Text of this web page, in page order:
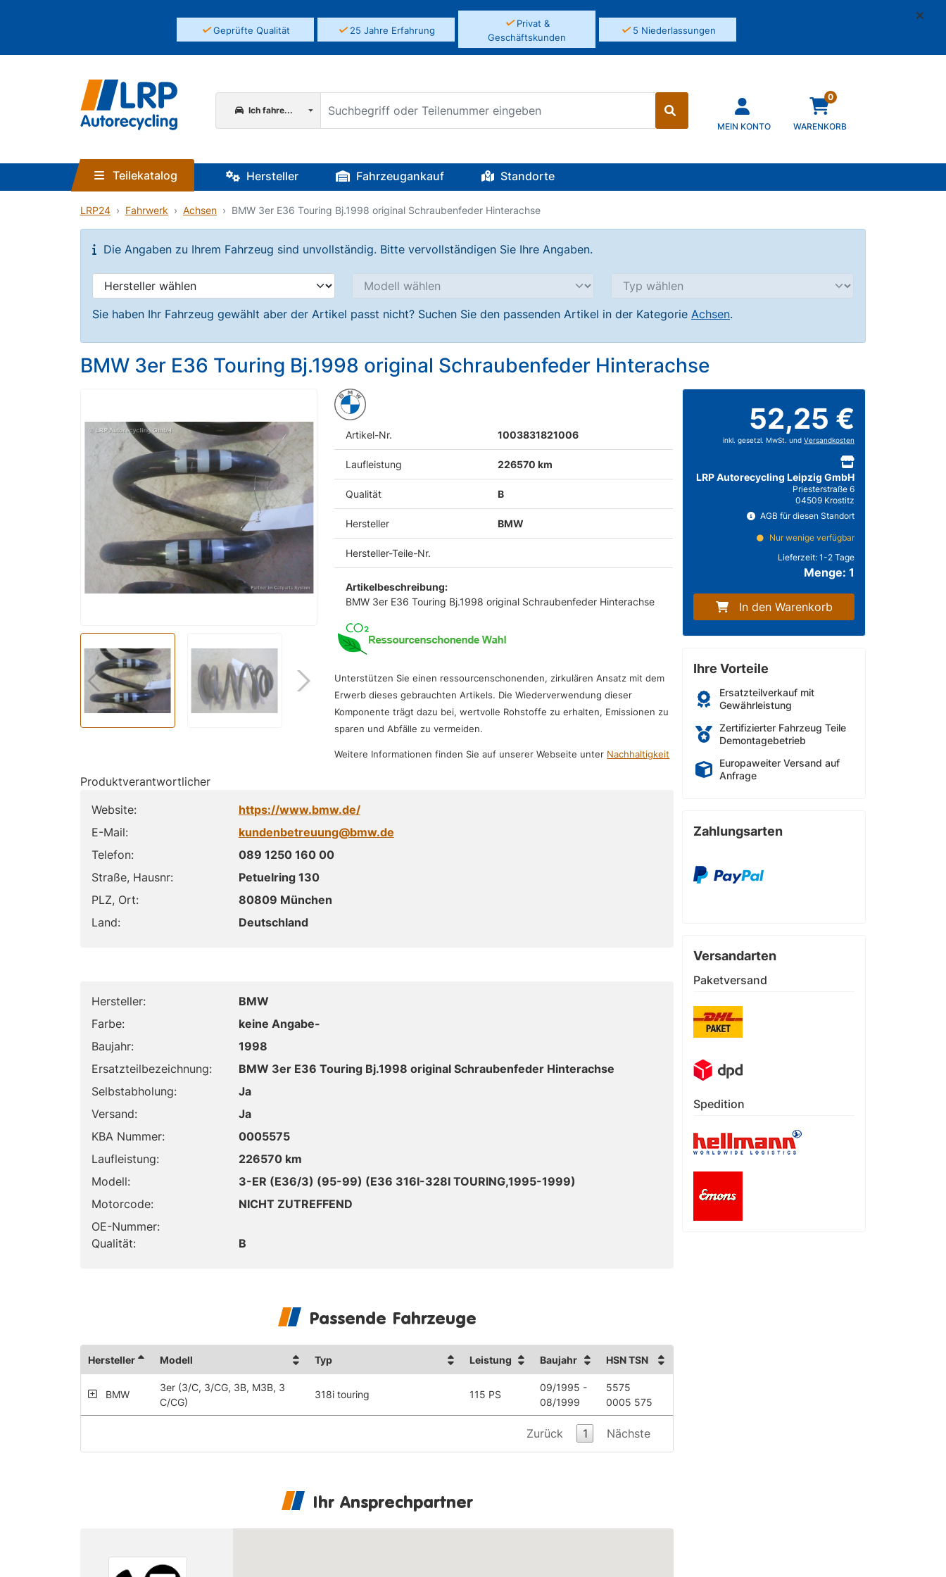
✓Geprüfte Qualität ✓25 Jahre Erfahrung
✓Privat &
Geschäftskunden
✓5 Niederlassungen
Ich fahre...
MEIN KONTO
0
WARENKORB
Teilekatalog Hersteller Fahrzeugankauf Standorte
LRP24 Fahrwerk Achsen BMW 3er E36 Touring Bj.1998 original Schraubenfeder Hinterachse
Die Angaben zu Ihrem Fahrzeug sind unvollständig. Bitte vervollständigen Sie Ihre Angaben.
Sie haben Ihr Fahrzeug gewählt aber der Artikel passt nicht? Suchen Sie den passenden Artikel in der Kategorie Achsen.
BMW 3er E36 Touring Bj.1998 original Schraubenfeder Hinterachse
Artikel-Nr. 1003831821006
Laufleistung 226570 km
Qualität B
Hersteller BMW
Hersteller-Teile-Nr.
Artikelbeschreibung:
BMW 3er E36 Touring Bj.1998 original Schraubenfeder Hinterachse
Unterstützen Sie einen ressourcenschonenden, zirkulären Ansatz mit dem
Erwerb dieses gebrauchten Artikels. Die Wiederverwendung dieser
Komponente trägt dazu bei, wertvolle Rohstoffe zu erhalten, Emissionen zu
sparen und Abfälle zu vermeiden.
Weitere Informationen finden Sie auf unserer Webseite unter Nachhaltigkeit
Produktverantwortlicher
Website:
https://www.bmw.de/
E-Mail:
kundenbetreuung@bmw.de
Telefon:
089 1250 160 00
Straße, Hausnr:
Petuelring 130
PLZ, Ort:
80809 München
Land:
Deutschland
Hersteller:
BMW
Farbe:
keine Angabe-
Baujahr:
1998
Ersatzteilbezeichnung:
BMW 3er E36 Touring Bj.1998 original Schraubenfeder Hinterachse
Selbstabholung:
Ja
Versand:
Ja
KBA Nummer:
0005575
Laufleistung:
226570 km
Modell:
3-ER (E36/3) (95-99) (E36 316I-328I TOURING,1995-1999)
Motorcode:
NICHT ZUTREFFEND
OE-Nummer:
Qualität:
B
Passende Fahrzeuge
Hersteller Modell Typ Leistung Baujahr HSN TSN
BMW
3er (3/C, 3/CG, 3B, M3B, 3
C/CG)
318i touring 115 PS
09/1995 -
08/1999
5575
0005 575
Zurück 1 Nächste
Ihr Ansprechpartner
52,25 €
inkl. gesetzl. MwSt. und Versandkosten
LRP Autorecycling Leipzig GmbH
Priesterstraße 6
04509 Krostitz
AGB für diesen Standort
Nur wenige verfügbar
Lieferzeit: 1-2 Tage
Menge: 1
In den Warenkorb
Ihre Vorteile
Ersatzteilverkauf mit
Gewährleistung
Zertifizierter Fahrzeug Teile
Demontagebetrieb
Europaweiter Versand auf
Anfrage
Zahlungsarten
Versandarten
Paketversand
Spedition